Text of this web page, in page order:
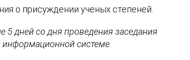
о присуждении ученых степеней.
5 дней со дня проведения заседания
информационной системе.